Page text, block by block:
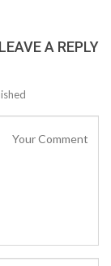
LEAVE A REPLY